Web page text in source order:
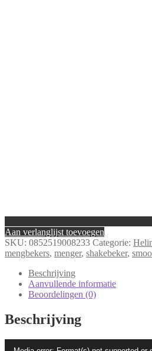
Aan verlanglijst toevoegen
SKU: 0852519008233 Categorie:
mengbekers, menger, shakebeker,
Beschrijving
Aanvullende informatie
Beoordelingen (0)
Beschrijving